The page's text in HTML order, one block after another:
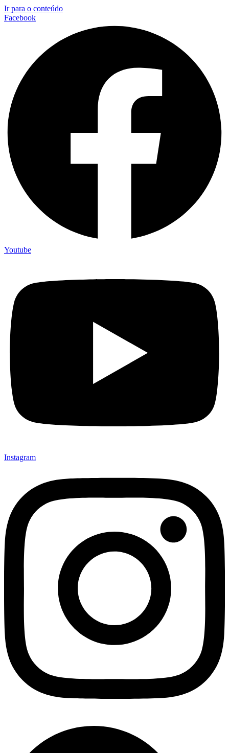
Ir para o conteúdo
Facebook
Youtube
Instagram